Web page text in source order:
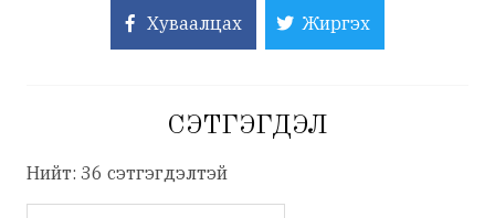
Хуваалцах Жиргэх
СЭТГЭГДЭЛ
Нийт: 36 сэтгэгдэлтэй